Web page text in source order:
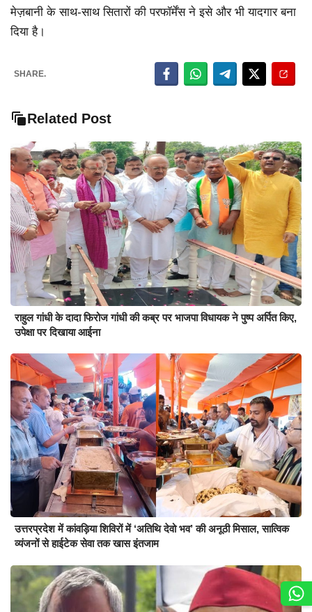
मेज़बानी के साथ-साथ सितारों की परफॉर्मेंस ने इसे और भी यादगार बना
दिया है।
SHARE.
Related Post
राहुल गांधी के दादा फिरोज गांधी की कब्र पर भाजपा विधायक ने पुष्प अर्पित किए,
उपेक्षा पर दिखाया आईना
उत्तरप्रदेश में कांवड़िया शिविरों में ‘अतिथि देवो भव’ की अनूठी मिसाल, सात्विक
व्यंजनों से हाईटेक सेवा तक खास इंतजाम